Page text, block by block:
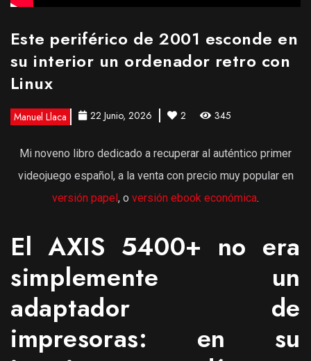
Este periférico de 2001 esconde en
su interior un ordenador retro con
Linux
Manuel Llaca 22 Junio, 2026 2 345
Mi noveno libro dedicado a recuperar al auténtico primer
videojuego español, a la venta con precio muy popular en
versión papel, o versión ebook económica.
El AXIS 5400+ no era
simplemente un
adaptador de
impresoras: en su